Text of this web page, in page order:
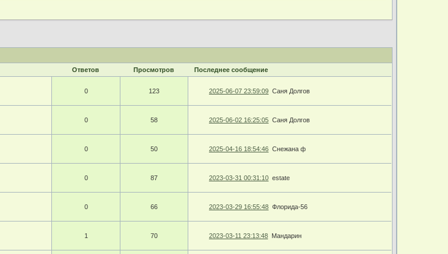
Ответов Просмотров Последнее сообщение
0
123 2025-06-07 23:59:09 Саня Долгов
0
58 2025-06-02 16:25:05 Саня Долгов
0
50 2025-04-16 18:54:46 Снежана ф
0
87 2023-03-31 00:31:10 estate
0
66 2023-03-29 16:55:48 Флорида-56
1
70 2023-03-11 23:13:48 Мандарин